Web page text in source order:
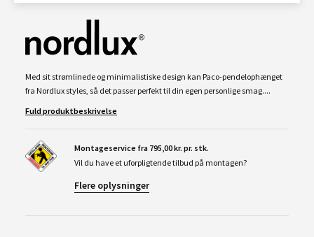
Med sit strømlinede og minimalistiske design kan Paco-pendelophænget
fra Nordlux styles, så det passer perfekt til din egen personlige smag....
Fuld produktbeskrivelse
Montageservice fra 795,00 kr. pr. stk.
Vil du have et uforpligtende tilbud på montagen?
Flere oplysninger